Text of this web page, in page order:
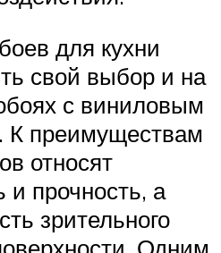
для кухни
свой выбор и на
с виниловым
преимуществам
относят
и прочность, а
зрительного